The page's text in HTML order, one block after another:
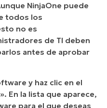
NinjaOne puede
todos los
no es
de TI deben
antes de aprobar
y haz clic en el
En la lista que aparece,
para el que deseas